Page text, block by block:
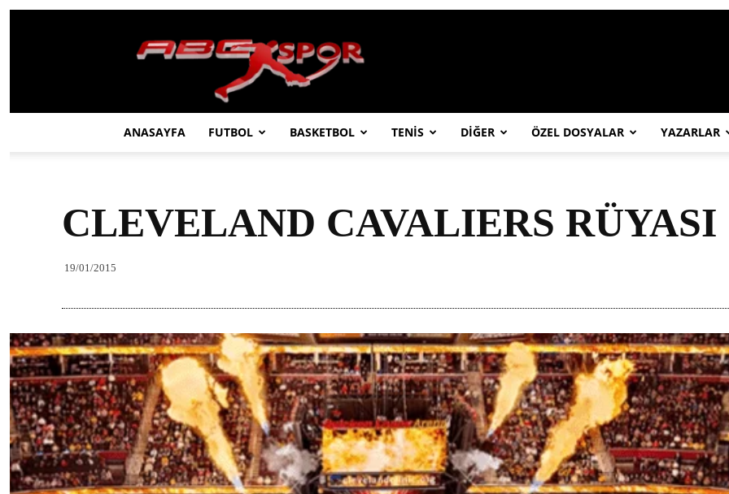
ABC
SPOR
ANASAYFA FUTBOL BASKETBOL TENİS DİĞER ÖZEL DOSYALAR YAZARLAR
CLEVELAND CAVALIERS RÜYASI
19/01/2015